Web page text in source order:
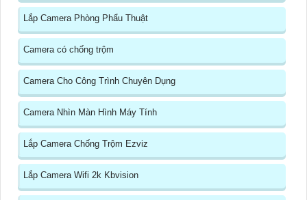
Lắp Camera Phòng Phẩu Thuật
Camera có chống trộm
Camera Cho Công Trình Chuyên Dụng
Camera Nhìn Màn Hình Máy Tính
Lắp Camera Chống Trộm Ezviz
Lắp Camera Wifi 2k Kbvision